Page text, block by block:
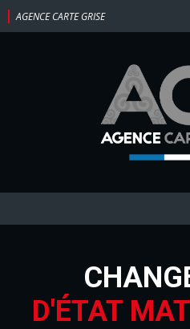
AGENCE CARTE GRISE
D'ÉTAT